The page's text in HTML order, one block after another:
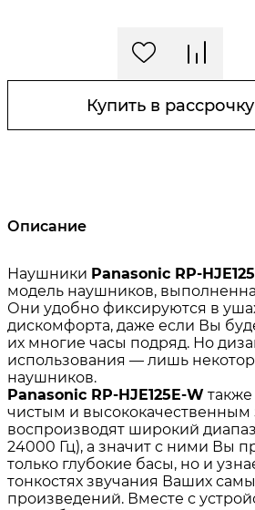
Купить в рассрочку
Описание